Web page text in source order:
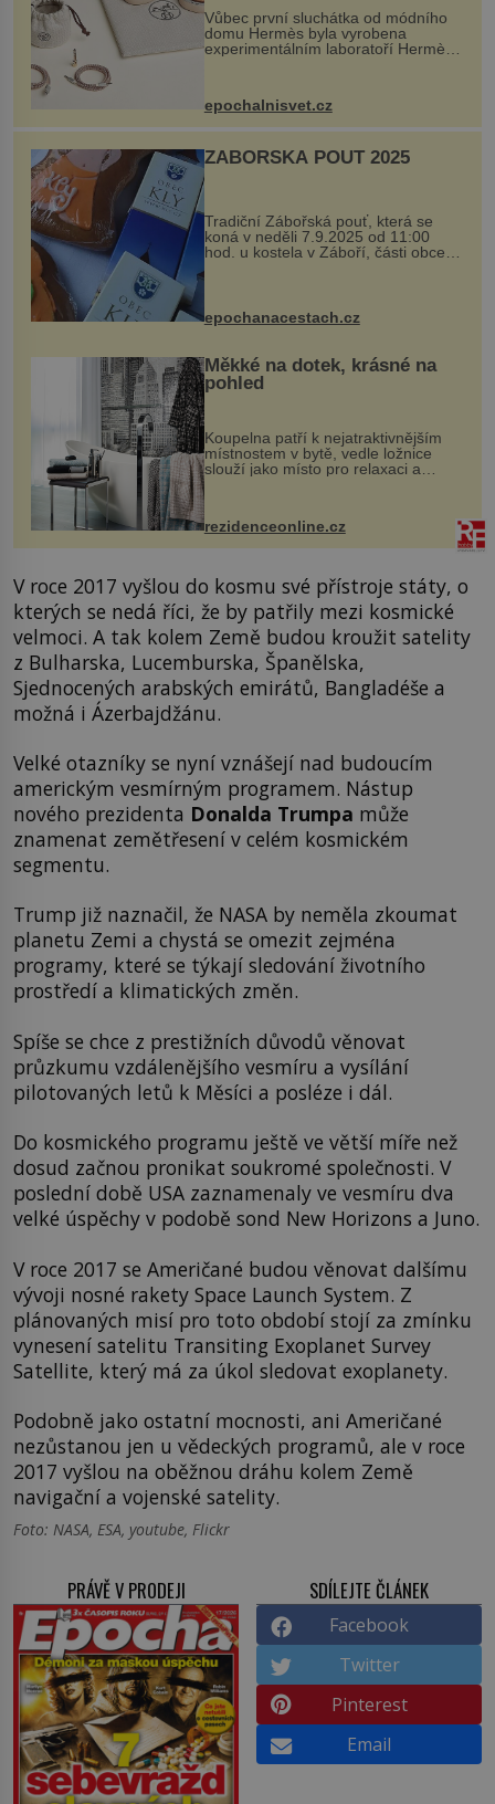
Vůbec první sluchátka od módního
domu Hermès byla vyrobena
experimentálním laboratoří Hermès
kovový...
epochalnisvet.cz
ZÁBOŘSKÁ POUŤ 2025
Tradiční Zábořská pouť, která se
koná v neděli 7.9.2025 od 11:00
hod. u kostela v Záboří, části obce
Kly u Mělníka. V programu naleznete
komentovanou prohlídku kostela,
epochanacestach.cz
Měkké na dotek, krásné na
pohled
Koupelna patří k nejatraktivnějším
místnostem v bytě, vedle ložnice
slouží jako místo pro relaxaci a
odpočinek. Koupelnový textil –
ručníky, osušky a koberečky –
mohou jako mávnutím kouzelného
proutku...
rezidenceonline.cz
V roce 2017 vyšlou do kosmu své přístroje státy, o
kterých se nedá říci, že by patřily mezi kosmické
velmoci. A tak kolem Země budou kroužit satelity
z Bulharska, Lucemburska, Španělska,
Sjednocených arabských emirátů, Bangladéše a
možná i Ázerbajdžánu.
Velké otazníky se nyní vznášejí nad budoucím
americkým vesmírným programem. Nástup
nového prezidenta Donalda Trumpa může
znamenat zemětřesení v celém kosmickém
segmentu.
Trump již naznačil, že NASA by neměla zkoumat
planetu Zemi a chystá se omezit zejména
programy, které se týkají sledování životního
prostředí a klimatických změn.
Spíše se chce z prestižních důvodů věnovat
průzkumu vzdálenějšího vesmíru a vysílání
pilotovaných letů k Měsíci a posléze i dál.
Do kosmického programu ještě ve větší míře než
dosud začnou pronikat soukromé společnosti. V
poslední době USA zaznamenaly ve vesmíru dva
velké úspěchy v podobě sond New Horizons a Juno.
V roce 2017 se Američané budou věnovat dalšímu
vývoji nosné rakety Space Launch System. Z
plánovaných misí pro toto období stojí za zmínku
vynesení satelitu Transiting Exoplanet Survey
Satellite, který má za úkol sledovat exoplanety.
Podobně jako ostatní mocnosti, ani Američané
nezůstanou jen u vědeckých programů, ale v roce
2017 vyšlou na oběžnou dráhu kolem Země
navigační a vojenské satelity.
Foto: NASA, ESA, youtube, Flickr
PRÁVĚ V PRODEJI SDÍLEJTE ČLÁNEK
Facebook
Twitter
Pinterest
Email